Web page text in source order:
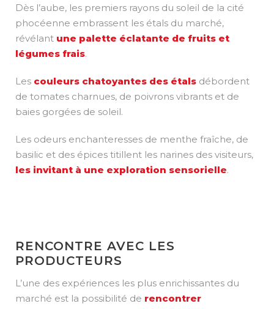
Dès l’aube, les premiers rayons du soleil de la cité
phocéenne embrassent les étals du marché,
révélant une palette éclatante de fruits et
légumes frais.
Les couleurs chatoyantes des étals débordent
de tomates charnues, de poivrons vibrants et de
baies gorgées de soleil.
Les odeurs enchanteresses de menthe fraîche, de
basilic et des épices titillent les narines des visiteurs,
les invitant à une exploration sensorielle.
RENCONTRE AVEC LES
PRODUCTEURS
L’une des expériences les plus enrichissantes du
marché est la possibilité de rencontrer